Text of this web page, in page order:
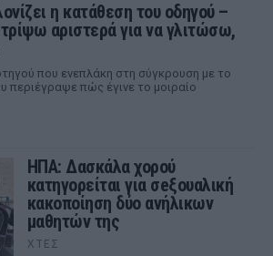
η κατάθεση του οδηγού –
αριστερά για να γλιτώσω,
που ενεπλάκη στη σύγκρουση με το
περιέγραψε πώς έγινε το μοιραίο
ΗΠΑ: Δασκάλα χορού
κατηγορείται για σeξουαλική
κακοποίηση δύο ανήλικων
μαθητών της
ΧΤΕΣ